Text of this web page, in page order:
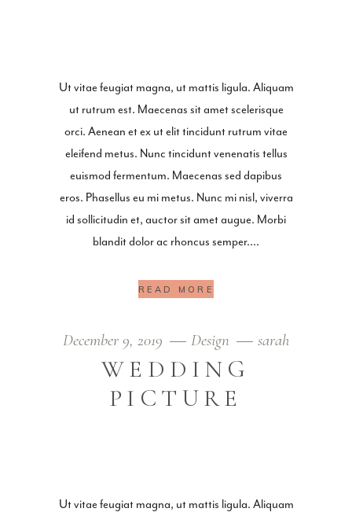
Ut vitae feugiat magna, ut mattis ligula. Aliquam
ut rutrum est. Maecenas sit amet scelerisque
orci. Aenean et ex ut elit tincidunt rutrum vitae
eleifend metus. Nunc tincidunt venenatis tellus
euismod fermentum. Maecenas sed dapibus
eros. Phasellus eu mi metus. Nunc mi nisl, viverra
id sollicitudin et, auctor sit amet augue. Morbi
blandit dolor ac rhoncus semper.
READ MORE
December 9, 2019 Design sarah
WEDDING
PICTURE
Ut vitae feugiat magna, ut mattis ligula. Aliquam